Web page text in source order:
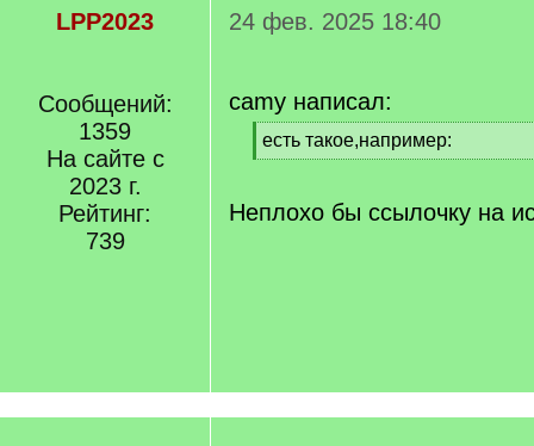
LPP2023
Сообщений:
1359
На сайте с
2023 г.
Рейтинг:
739
24 фев. 2025 18:40
camy написал:
[
q
есть такое,например:
[
q
]
Неплохо бы ссылочку на